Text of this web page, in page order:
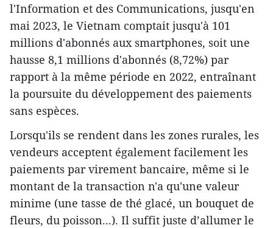
l'Information et des Communications, jusqu'en
mai 2023, le Vietnam comptait jusqu'à 101
millions d'abonnés aux smartphones, soit une
hausse 8,1 millions d'abonnés (8,72%) par
rapport à la même période en 2022, entraînant
la poursuite du développement des paiements
sans espèces.
Lorsqu'ils se rendent dans les zones rurales, les
vendeurs acceptent également facilement les
paiements par virement bancaire, même si le
montant de la transaction n'a qu'une valeur
minime (une tasse de thé glacé, un bouquet de
fleurs, du poisson...). Il suffit juste d’allumer le